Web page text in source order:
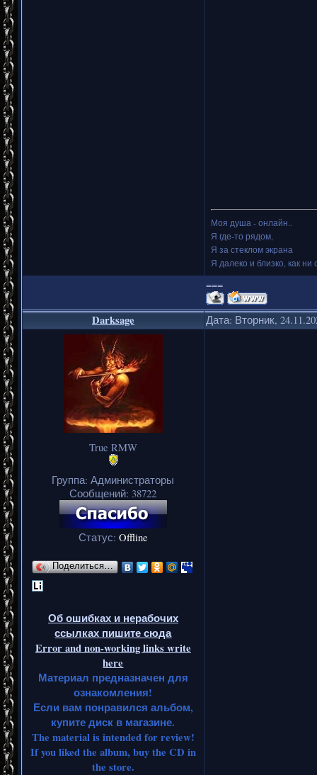
Моя душа - онлайн..
Я где-то рядом,
Я за стеклом экрана
Я далеко и близко, как ни
===
Darksage Дата: Вторник,
True RMW
Группа: Администраторы
Сообщений: 38722
Статус: Offline
Поделиться…
Об ошибках и нерабочих
ссылках пишите сюда
Error and non-working links write
here
Материал предназначен для
ознакомления!
Если вам понравился альбом,
купите диск в магазине.
The material is intended for review!
If you liked the album, buy the CD in
the store.